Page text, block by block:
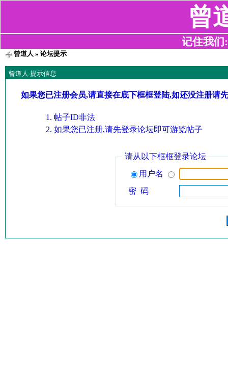
曾
记住我们
曾道人 » 论坛提示
曾道人 提示信息
如果您已注册会员,请直接在底下框框登陆,如还没注册请
帖子ID非法
如果您已注册,请先登录论坛即可游览帖子
请从以下框框登录论坛
用户名
密 码